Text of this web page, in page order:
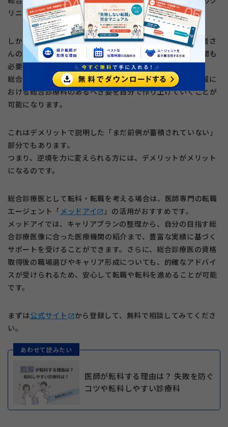
リニックなどが負ってきたという側面があります。
しかし、こうした医療機関で経験を積むことで、地域の患者さ
んのプライマリケアができるようになるまでには多大な時間も
必要となります。
総合診療医はその高い能力を身につけることで、病院や地域に
おける総合診療科のあるべき姿を自分で作り上げていくことが
可能になります。
これはデメリットで説明した「まだ前例が蓄積されていない」
部分でもあります。
つまり、逆境を力に変えられる方には、デメリットがメリット
になるのです。
総合診療医として転科・転職を考える場合は、医師専門の転職
エージェント「メッドアイ open_in_new 」の活用がおすすめです。
メッドアイでは、キャリアプランの整理から、自分の目指す総
合診療医像に合った医療機関の紹介まで、豊富な実績に基づく
サポートを受けることができます。さらに、総合診療医の資格
取得後の職場選びやキャリア形成についても、的確なアドバイ
スが受けられるため、安心して転職や転科を進めることが可能
です。
まずは公式サイト open_in_newから登録して、無料で相談してみてくださ
い。
あわせて読みたい
医師が転科する理由は？ 失敗を防ぐ
コツや転科しやすい診療科